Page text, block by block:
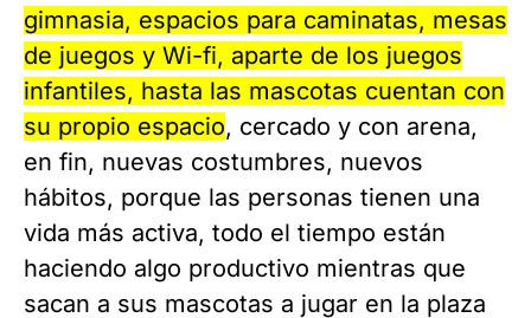
gimnasia, espacios para caminatas, mesas
de juegos y Wi-fi, aparte de los juegos
infantiles, hasta las mascotas cuentan con
su propio espacio, cercado y con arena,
en fin, nuevas costumbres, nuevos
hábitos, porque las personas tienen una
vida más activa, todo el tiempo están
haciendo algo productivo mientras que
sacan a sus mascotas a jugar en la plaza